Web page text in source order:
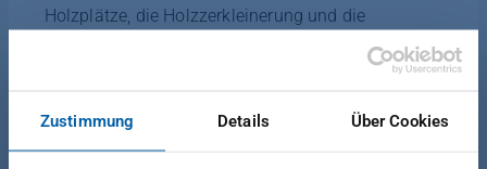
Zustimmung Details Über Cookies
Holzplätze, die Holzzerkleinerung und die
Materialaufbereitung. Unsere Lösungen werden
-Werken,
Biomasseanlagen sowie in der WPC/WFC-Industrie
eingesetzt. Seit 2009 gehört DIEFFENBACHER